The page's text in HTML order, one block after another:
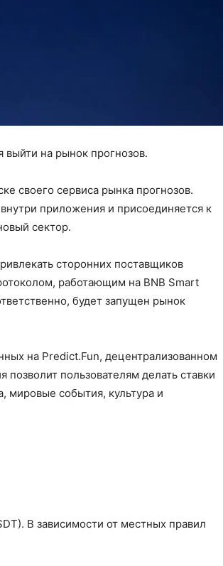
выйти на рынок прогнозов.
своего сервиса рынка прогнозов.
приложения и присоединяется к
сектор.
сторонних поставщиков
работающим на BNB Smart
будет запущен рынок
на Predict.Fun, децентрализованном
пользователям делать ставки
мировые события, культура и
В зависимости от местных правил